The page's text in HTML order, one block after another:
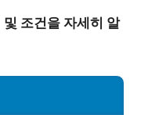
조건을 자세히 알